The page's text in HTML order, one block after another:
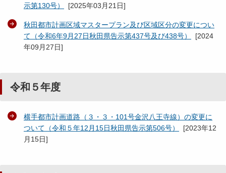
示第130号）
[2025年03月21日]
秋田都市計画区域マスタープラン及び区域区分の変更につい
て（令和6年9月27日秋田県告示第437号及び438号）
[2024
年09月27日]
令和５年度
横手都市計画道路（３・３・101号金沢八王寺線）の変更に
ついて（令和５年12月15日秋田県告示第506号）
[2023年12
月15日]